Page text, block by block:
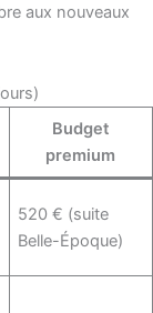
aux nouveaux
Budget
premium
520 € (suite
Belle-Époque)